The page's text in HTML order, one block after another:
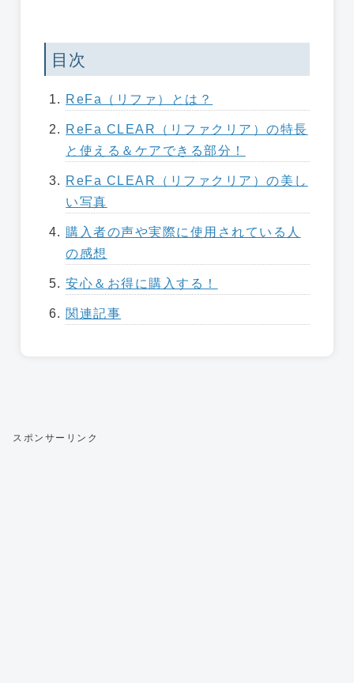
目次
ReFa（リファ）とは？
ReFa CLEAR（リファクリア）の特長
と使える＆ケアできる部分！
ReFa CLEAR（リファクリア）の美し
い写真
購入者の声や実際に使用されている人
の感想
安心＆お得に購入する！
関連記事
スポンサーリンク